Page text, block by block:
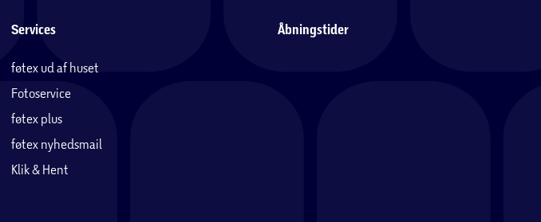
Services
føtex ud af huset
Fotoservice
føtex plus
føtex nyhedsmail
Klik & Hent
Åbningstider